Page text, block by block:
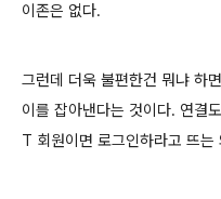
이존은 없다.
그런데 더욱 불편한건 뭐냐 하
이를 잡아낸다는 것이다. 연결
T 회원이면 로그인하라고 뜨는